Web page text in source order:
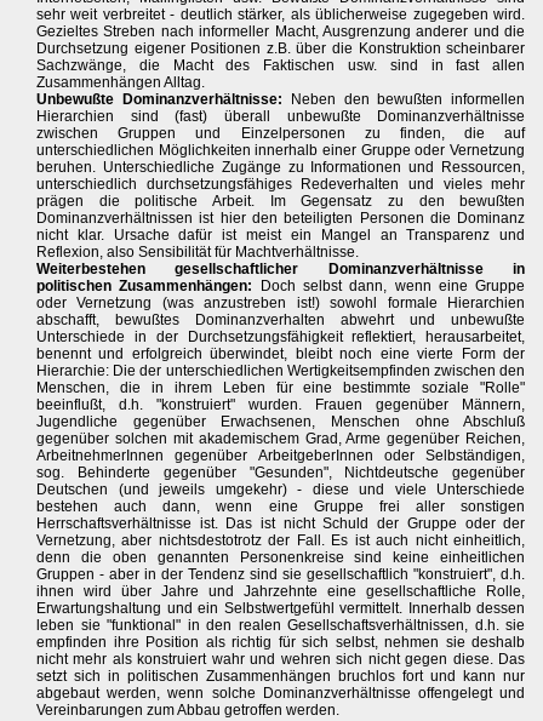
sehr weit verbreitet - deutlich stärker, als üblicherweise zugegeben wird.
Gezieltes Streben nach informeller Macht, Ausgrenzung anderer und die
Durchsetzung eigener Positionen z.B. über die Konstruktion scheinbarer
Sachzwänge, die Macht des Faktischen usw. sind in fast allen
Zusammenhängen Alltag.
Unbewußte Dominanzverhältnisse: Neben den bewußten informellen
Hierarchien sind (fast) überall unbewußte Dominanzverhältnisse
zwischen Gruppen und Einzelpersonen zu finden, die auf
unterschiedlichen Möglichkeiten innerhalb einer Gruppe oder Vernetzung
beruhen. Unterschiedliche Zugänge zu Informationen und Ressourcen,
unterschiedlich durchsetzungsfähiges Redeverhalten und vieles mehr
prägen die politische Arbeit. Im Gegensatz zu den bewußten
Dominanzverhältnissen ist hier den beteiligten Personen die Dominanz
nicht klar. Ursache dafür ist meist ein Mangel an Transparenz und
Reflexion, also Sensibilität für Machtverhältnisse.
Weiterbestehen gesellschaftlicher Dominanzverhältnisse in
politischen Zusammenhängen: Doch selbst dann, wenn eine Gruppe
oder Vernetzung (was anzustreben ist!) sowohl formale Hierarchien
abschafft, bewußtes Dominanzverhalten abwehrt und unbewußte
Unterschiede in der Durchsetzungsfähigkeit reflektiert, herausarbeitet,
benennt und erfolgreich überwindet, bleibt noch eine vierte Form der
Hierarchie: Die der unterschiedlichen Wertigkeitsempfinden zwischen den
Menschen, die in ihrem Leben für eine bestimmte soziale "Rolle"
beeinflußt, d.h. "konstruiert" wurden. Frauen gegenüber Männern,
Jugendliche gegenüber Erwachsenen, Menschen ohne Abschluß
gegenüber solchen mit akademischem Grad, Arme gegenüber Reichen,
ArbeitnehmerInnen gegenüber ArbeitgeberInnen oder Selbständigen,
sog. Behinderte gegenüber "Gesunden", Nichtdeutsche gegenüber
Deutschen (und jeweils umgekehr) - diese und viele Unterschiede
bestehen auch dann, wenn eine Gruppe frei aller sonstigen
Herrschaftsverhältnisse ist. Das ist nicht Schuld der Gruppe oder der
Vernetzung, aber nichtsdestotrotz der Fall. Es ist auch nicht einheitlich,
denn die oben genannten Personenkreise sind keine einheitlichen
Gruppen - aber in der Tendenz sind sie gesellschaftlich "konstruiert", d.h.
ihnen wird über Jahre und Jahrzehnte eine gesellschaftliche Rolle,
Erwartungshaltung und ein Selbstwertgefühl vermittelt. Innerhalb dessen
leben sie "funktional" in den realen Gesellschaftsverhältnissen, d.h. sie
empfinden ihre Position als richtig für sich selbst, nehmen sie deshalb
nicht mehr als konstruiert wahr und wehren sich nicht gegen diese. Das
setzt sich in politischen Zusammenhängen bruchlos fort und kann nur
abgebaut werden, wenn solche Dominanzverhältnisse offengelegt und
Vereinbarungen zum Abbau getroffen werden.